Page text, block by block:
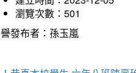
瀏覽次數：501
發布者：孫玉嵐